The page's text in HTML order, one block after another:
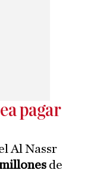
pagar
Al Nassr
de